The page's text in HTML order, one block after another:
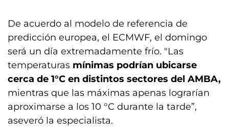
De acuerdo al modelo de referencia de
predicción europea, el ECMWF, el domingo
será un día extremadamente frío. "Las
temperaturas mínimas podrían ubicarse
cerca de 1°C en distintos sectores del AMBA,
mientras que las máximas apenas lograrían
aproximarse a los 10 °C durante la tarde”,
aseveró la especialista.